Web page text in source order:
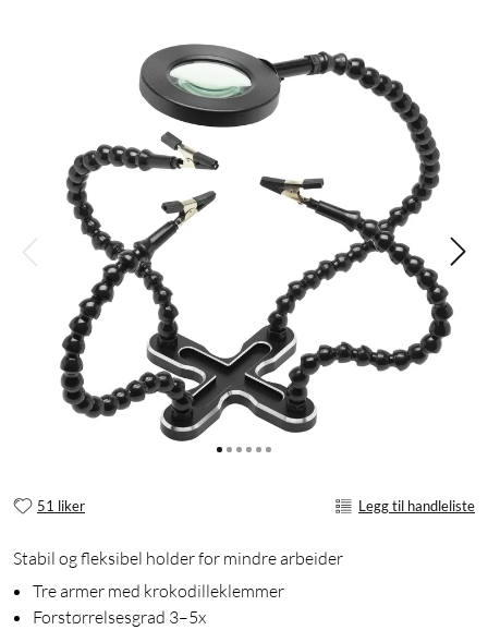
51 liker Legg til handleliste
Stabil og fleksibel holder for mindre arbeider
Tre armer med krokodilleklemmer
Forstørrelsesgrad 3–5x